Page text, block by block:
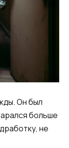
Он был
больше
не